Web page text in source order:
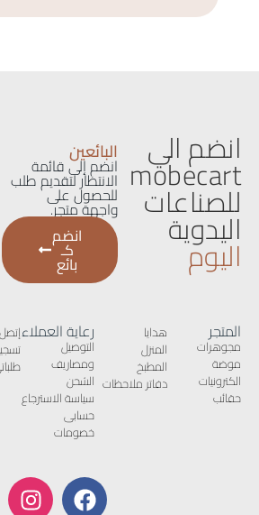
انضم الي
mobecart
للصناعات
اليدوية
اليوم
البائعين
انضم إلى قائمة
الانتظار لتقديم طلب
للحصول على
واجهة متجر.
انضم
كـ
بائع
المتجر
مجوهرات
موضة
الكترونيات
حقائب
هدايا
المنزل
المطبخ
دفاتر ملاحظات
رعاية العملاء
التوصيل
ومصاريف
الشحن
سياسة الاسترجاع
حسابى
خصومات